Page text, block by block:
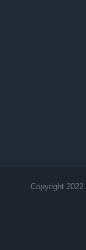
Copyright 2022